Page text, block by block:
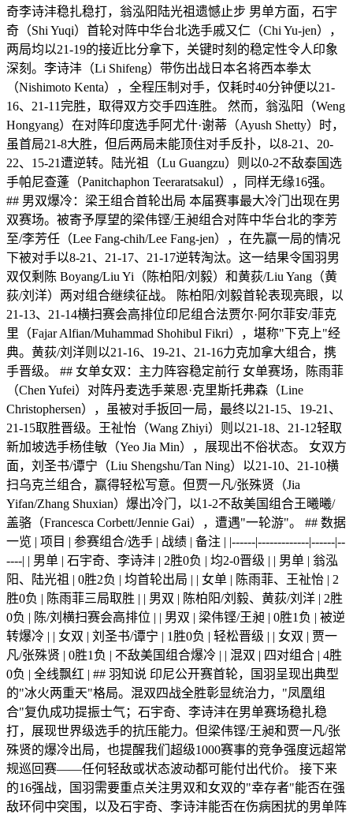
奇李诗沣稳扎稳打，翁泓阳陆光祖遗憾止步 男单方面，石宇
奇（Shi Yuqi）首轮对阵中华台北选手戚又仁（Chi Yu-jen），
两局均以21-19的接近比分拿下，关键时刻的稳定性令人印象
深刻。李诗沣（Li Shifeng）带伤出战日本名将西本拳太
（Nishimoto Kenta），全程压制对手，仅耗时40分钟便以21-
16、21-11完胜，取得双方交手四连胜。 然而，翁泓阳（Weng
Hongyang）在对阵印度选手阿尤什·谢蒂（Ayush Shetty）时，
虽首局21-8大胜，但后两局未能顶住对手反扑，以8-21、20-
22、15-21遭逆转。陆光祖（Lu Guangzu）则以0-2不敌泰国选
手帕尼查蓬（Panitchaphon Teeraratsakul），同样无缘16强。
## 男双爆冷：梁王组合首轮出局 本届赛事最大冷门出现在男
双赛场。被寄予厚望的梁伟铿/王昶组合对阵中华台北的李芳
至/李芳任（Lee Fang-chih/Lee Fang-jen），在先赢一局的情况
下被对手以8-21、21-17、21-17逆转淘汰。这一结果令国羽男
双仅剩陈 Boyang/Liu Yi（陈柏阳/刘毅）和黄荻/Liu Yang（黄
荻/刘洋）两对组合继续征战。 陈柏阳/刘毅首轮表现亮眼，以
21-13、21-14横扫赛会高排位印尼组合法贾尔·阿尔菲安/菲克
里（Fajar Alfian/Muhammad Shohibul Fikri），堪称"下克上"经
典。黄荻/刘洋则以21-16、19-21、21-16力克加拿大组合，携
手晋级。 ## 女单女双：主力阵容稳定前行 女单赛场，陈雨菲
（Chen Yufei）对阵丹麦选手莱恩·克里斯托弗森（Line
Christophersen），虽被对手扳回一局，最终以21-15、19-21、
21-15取胜晋级。王祉怡（Wang Zhiyi）则以21-18、21-12轻取
新加坡选手杨佳敏（Yeo Jia Min），展现出不俗状态。 女双方
面，刘圣书/谭宁（Liu Shengshu/Tan Ning）以21-10、21-10横
扫乌克兰组合，赢得轻松写意。但贾一凡/张殊贤（Jia
Yifan/Zhang Shuxian）爆出冷门，以1-2不敌美国组合王曦曦/
盖骆（Francesca Corbett/Jennie Gai），遭遇"一轮游"。 ## 数据
一览 | 项目 | 参赛组合/选手 | 战绩 | 备注 | |------|-------------|------|--
----| | 男单 | 石宇奇、李诗沣 | 2胜0负 | 均2-0晋级 | | 男单 | 翁泓
阳、陆光祖 | 0胜2负 | 均首轮出局 | | 女单 | 陈雨菲、王祉怡 | 2
胜0负 | 陈雨菲三局取胜 | | 男双 | 陈柏阳/刘毅、黄荻/刘洋 | 2胜
0负 | 陈/刘横扫赛会高排位 | | 男双 | 梁伟铿/王昶 | 0胜1负 | 被逆
转爆冷 | | 女双 | 刘圣书/谭宁 | 1胜0负 | 轻松晋级 | | 女双 | 贾一
凡/张殊贤 | 0胜1负 | 不敌美国组合爆冷 | | 混双 | 四对组合 | 4胜
0负 | 全线飘红 | ## 羽知说 印尼公开赛首轮，国羽呈现出典型
的"冰火两重天"格局。混双四战全胜彰显统治力，"凤凰组
合"复仇成功提振士气；石宇奇、李诗沣在男单赛场稳扎稳
打，展现世界级选手的抗压能力。但梁伟铿/王昶和贾一凡/张
殊贤的爆冷出局，也提醒我们超级1000赛事的竞争强度远超常
规巡回赛——任何轻敌或状态波动都可能付出代价。 接下来
的16强战，国羽需要重点关注男双和女双的"幸存者"能否在强
敌环伺中突围，以及石宇奇、李诗沣能否在伤病困扰的男单阵